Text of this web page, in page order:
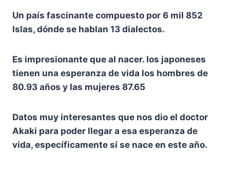
Un país fascinante compuesto por 6 mil 852
Islas, dónde se hablan 13 dialectos.
Es impresionante que al nacer. los japoneses
tienen una esperanza de vida los hombres de
80.93 años y las mujeres 87.65
Datos muy interesantes que nos dio el doctor
Akaki para poder llegar a esa esperanza de
vida, específicamente sí se nace en este año.